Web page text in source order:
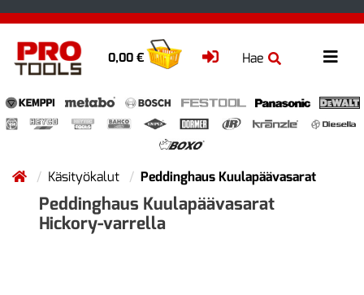
Hae
0,00 €
Käsityökalut Peddinghaus Kuulapäävasarat
Peddinghaus Kuulapäävasarat
Hickory-varrella